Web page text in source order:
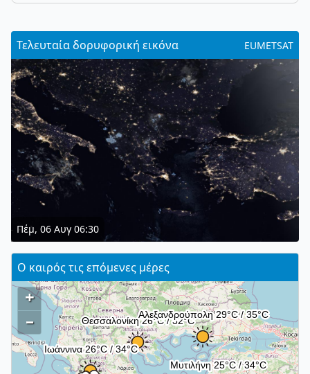
Τελευταία δορυφορική εικόνα EUMETSAT
Πέμ, 06 Αυγ 06:30
Ο καιρός τις επόμενες μέρες
+
–